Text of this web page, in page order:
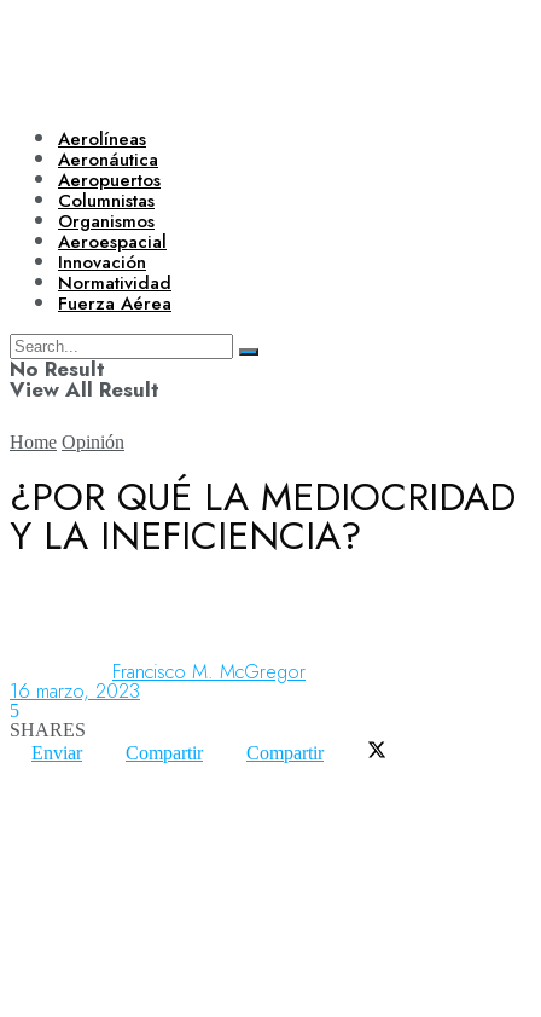
Aerolíneas
Aeronáutica
Aeropuertos
Columnistas
Organismos
Aeroespacial
Innovación
Normatividad
Fuerza Aérea
No Result
View All Result
Aerolíneas
Aeropuertos
Home Opinión
¿POR QUÉ LA MEDIOCRIDAD
Y LA INEFICIENCIA?
Francisco M. McGregor
16 marzo, 2023
5
SHARES
Enviar
Compartir Compartir